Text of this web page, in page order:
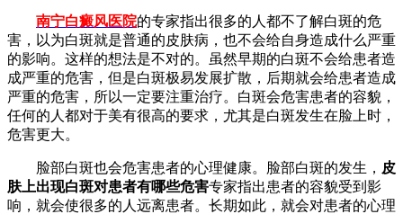
南宁白癜风医院的专家指出很多的人都不了解白斑的危
害，以为白斑就是普通的皮肤病，也不会给自身造成什么严重
的影响。这样的想法是不对的。虽然早期的白斑不会给患者造
成严重的危害，但是白斑极易发展扩散，后期就会给患者造成
严重的危害，所以一定要注重治疗。白斑会危害患者的容貌，
任何的人都对于美有很高的要求，尤其是白斑发生在脸上时，
危害更大。
脸部白斑也会危害患者的心理健康。脸部白斑的发生， 皮
肤上出现白斑对患者有哪些危害专家指出患者的容貌受到影
响，就会使很多的人远离患者。长期如此，就会对患者的心理